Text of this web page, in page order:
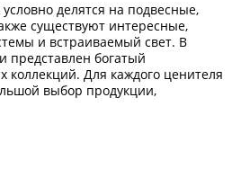
делятся на подвесные,
существуют интересные,
и встраиваемый свет. В
представлен богатый
коллекций. Для каждого ценителя
выбор продукции,